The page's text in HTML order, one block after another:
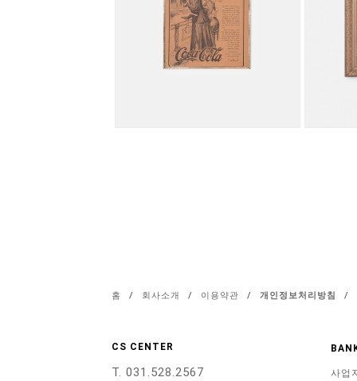
홈 / 회사소개 / 이용약관 / 개인정보처리방침 /
CS CENTER
T. 031.528.2567 사업